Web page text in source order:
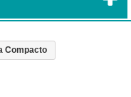
Compacto